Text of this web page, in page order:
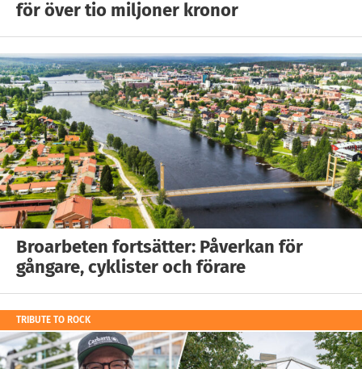
för över tio miljoner kronor
Broarbeten fortsätter: Påverkan för
gångare, cyklister och förare
TRIBUTE TO ROCK